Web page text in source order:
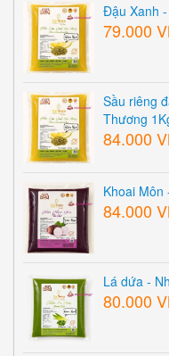
Đậu Xanh
79.000
Sầu riêng
Thương
84.000
Khoai Môn
84.000
Lá dứa -
80.000